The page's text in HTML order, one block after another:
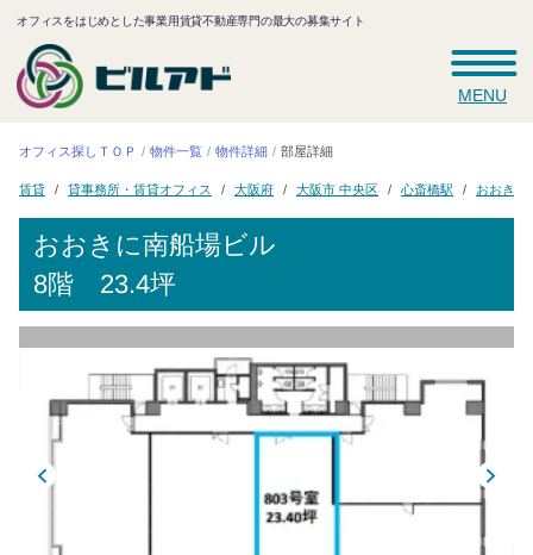
オフィスをはじめとした事業用賃貸不動産専門の最大の募集サイト
MENU
オフィス探しＴＯＰ 物件一覧 物件詳細 部屋詳細
賃貸 貸事務所・賃貸オフィス 大阪府 大阪市 中央区 心斎橋駅 おおきに
おおきに南船場ビル
8階 23.4坪